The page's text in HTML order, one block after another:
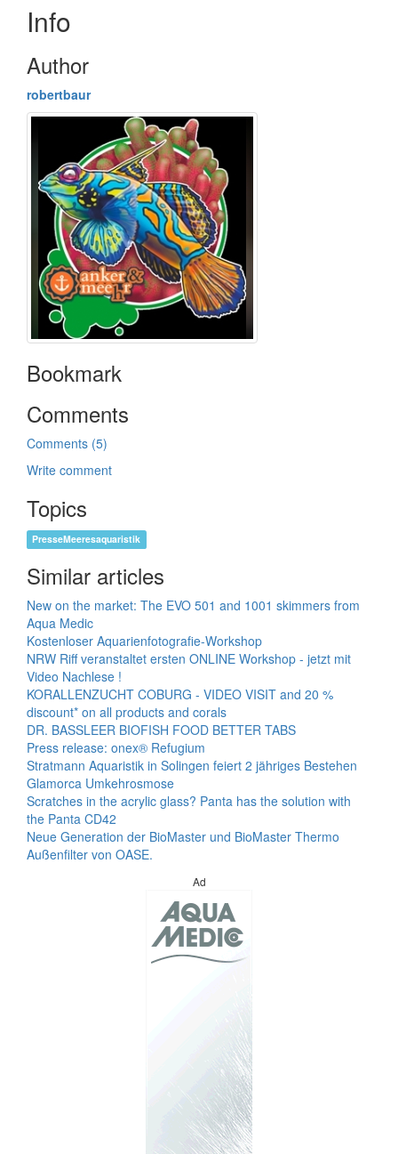
Info
Author
robertbaur
Bookmark
Comments
Comments (5)
Write comment
Topics
PresseMeeresaquaristik
Similar articles
New on the market: The EVO 501 and 1001 skimmers from
Aqua Medic
Kostenloser Aquarienfotografie-Workshop
NRW Riff veranstaltet ersten ONLINE Workshop - jetzt mit
Video Nachlese !
KORALLENZUCHT COBURG - VIDEO VISIT and 20 %
discount* on all products and corals
DR. BASSLEER BIOFISH FOOD BETTER TABS
Press release: onex® Refugium
Stratmann Aquaristik in Solingen feiert 2 jähriges Bestehen
Glamorca Umkehrosmose
Scratches in the acrylic glass? Panta has the solution with
the Panta CD42
Neue Generation der BioMaster und BioMaster Thermo
Außenfilter von OASE.
Ad